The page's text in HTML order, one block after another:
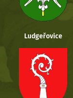
Ludgeřovice